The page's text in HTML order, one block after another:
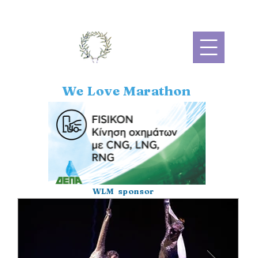
We Love Marathon
WLM sponsor